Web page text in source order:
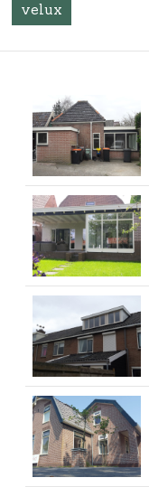
velux